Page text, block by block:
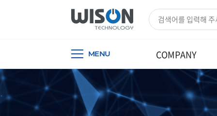
MENU COMPANY